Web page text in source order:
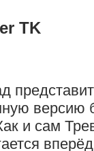
TK
версию
и сам